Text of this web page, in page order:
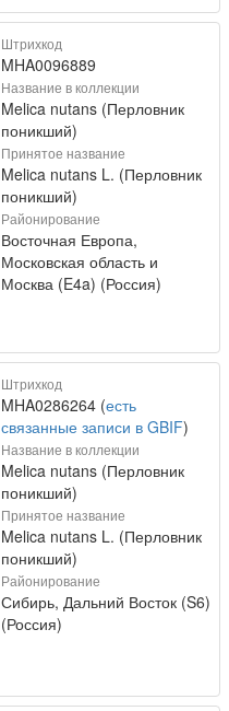
Штрихкод
MHA0096889
Название в коллекции
Melica nutans (Перловник
поникший)
Принятое название
Melica nutans L. (Перловник
поникший)
Районирование
Восточная Европа,
Московская область и
Москва (E4a) (Россия)
Штрихкод
MHA0286264 (есть
связанные записи в GBIF)
Название в коллекции
Melica nutans (Перловник
поникший)
Принятое название
Melica nutans L. (Перловник
поникший)
Районирование
Сибирь, Дальний Восток (S6)
(Россия)